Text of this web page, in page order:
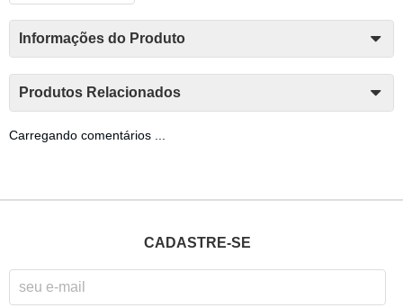
Informações do Produto
Produtos Relacionados
Carregando comentários ...
CADASTRE-SE